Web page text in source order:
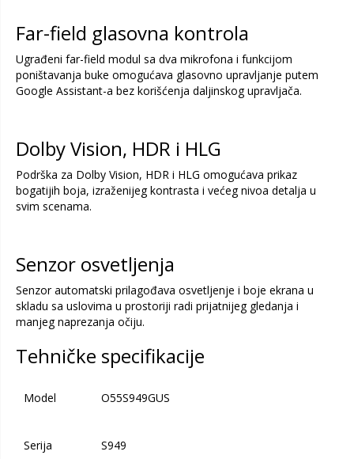
Far-field glasovna kontrola
Ugrađeni far-field modul sa dva mikrofona i funkcijom
poništavanja buke omogućava glasovno upravljanje putem
Google Assistant-a bez korišćenja daljinskog upravljača.
Dolby Vision, HDR i HLG
Podrška za Dolby Vision, HDR i HLG omogućava prikaz
bogatijih boja, izraženijeg kontrasta i većeg nivoa detalja u
svim scenama.
Senzor osvetljenja
Senzor automatski prilagođava osvetljenje i boje ekrana u
skladu sa uslovima u prostoriji radi prijatnijeg gledanja i
manjeg naprezanja očiju.
Tehničke specifikacije
Model O55S949GUS
Serija S949